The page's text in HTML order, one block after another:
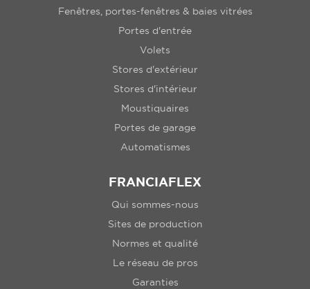
Fenêtres, portes-fenêtres & baies vitrées
Portes d'entrée
Volets
Stores d'extérieur
Stores d'intérieur
Moustiquaires
Portes de garage
Automatismes
FRANCIAFLEX
Qui sommes-nous
Sites de production
Normes et qualité
Le réseau de pros
Garanties